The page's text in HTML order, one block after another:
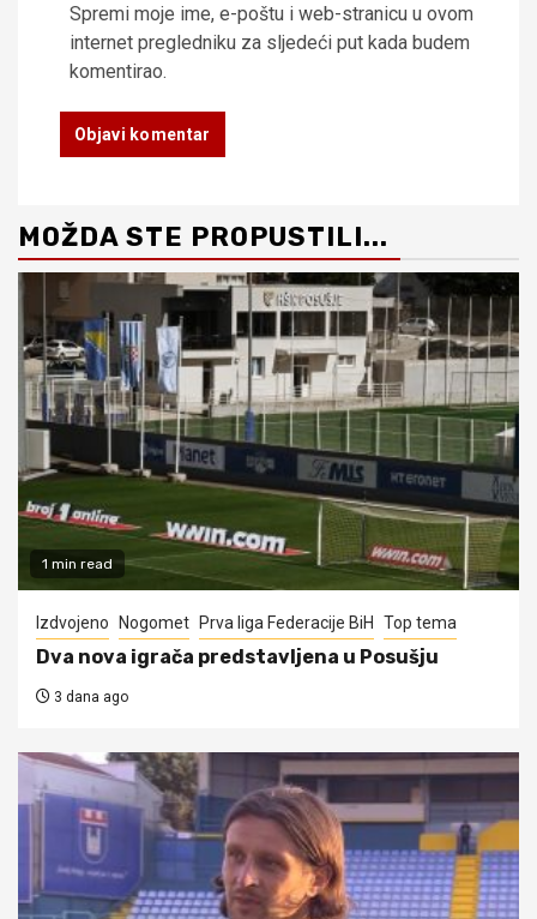
Spremi moje ime, e-poštu i web-stranicu u ovom
internet pregledniku za sljedeći put kada budem
komentirao.
MOŽDA STE PROPUSTILI...
1 min read
Izdvojeno Nogomet Prva liga Federacije BiH Top tema
Dva nova igrača predstavljena u Posušju
3 dana ago